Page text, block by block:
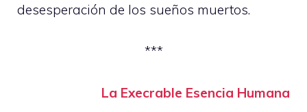
desesperación de los sueños muertos.
***
La Execrable Esencia Humana